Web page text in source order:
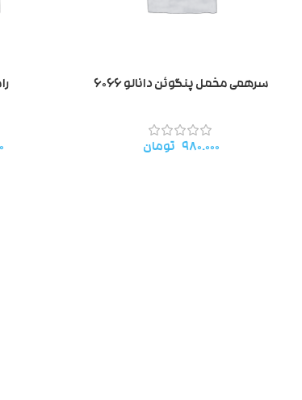
سرهمی مخمل پنگوئن دانالو ۶۰۶۶
۹۸۰.۰۰۰ تومان